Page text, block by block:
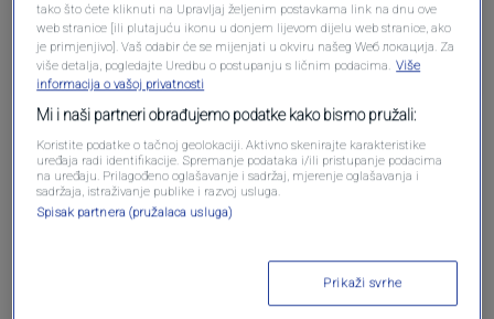
Vlade.
Odgovori
Oglas
tako što ćete kliknuti na Upravljaj željenim postavkama link na dnu ove
web stranice [ili plutajuću ikonu u donjem lijevom dijelu web stranice, ako
je primjenjivo]. Vaš odabir će se mijenjati u okviru našeg Wеб локација. Za
više detalja, pogledajte Uredbu o postupanju s ličnim podacima. Više
informacija o vašoj privatnosti
Mi i naši partneri obrađujemo podatke kako bismo pružali:
Koristite podatke o tačnoj geolokaciji. Aktivno skenirajte karakteristike
uređaja radi identifikacije. Spremanje podataka i/ili pristupanje podacima
na uređaju. Prilagođeno oglašavanje i sadržaj, mjerenje oglašavanja i
sadržaja, istraživanje publike i razvoj usluga.
Spisak partnera (pružalaca usluga)
Prikaži svrhe